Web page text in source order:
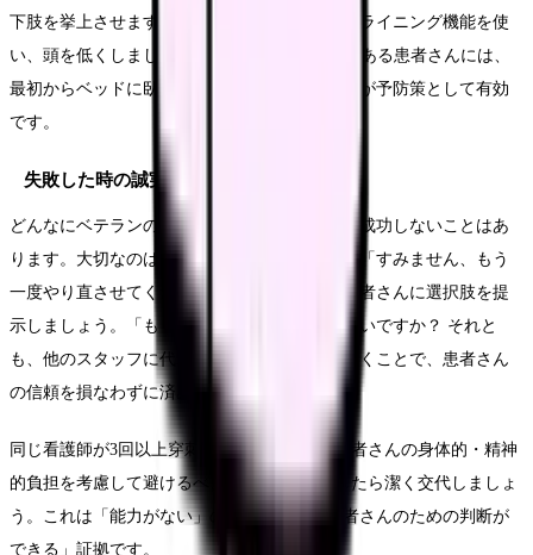
下肢を挙上させます。外来の採血椅子ではリクライニング機能を使
い、頭を低くしましょう。過去にVVRの既往がある患者さんには、
最初からベッドに臥床した状態で採血することが予防策として有効
です。
失敗した時の誠実な対応
どんなにベテランの看護師でも、採血が一回で成功しないことはあ
ります。大切なのは、失敗した時の対応です。「すみません、もう
一度やり直させてください」と正直に謝り、患者さんに選択肢を提
示しましょう。「もう一度私が試みてもよろしいですか？ それと
も、他のスタッフに代わりましょうか？」と聞くことで、患者さん
の信頼を損なわずに済みます。
同じ看護師が3回以上穿刺を試みることは、患者さんの身体的・精神
的負担を考慮して避けるべきです。2回失敗したら潔く交代しましょ
う。これは「能力がない」のではなく、「患者さんのための判断が
できる」証拠です。